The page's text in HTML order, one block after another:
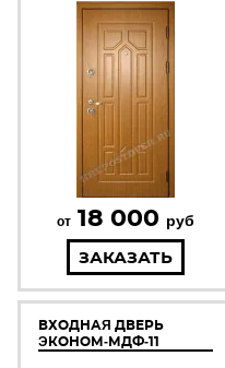
от 18 000 руб
ЗАКАЗАТЬ
ВХОДНАЯ ДВЕРЬ
ЭКОНОМ-МДФ-11